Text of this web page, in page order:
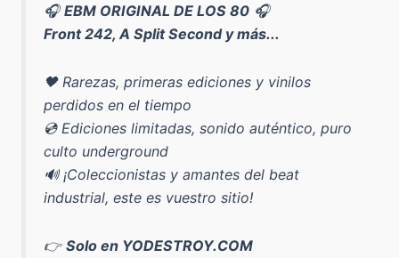
🎧EBM ORIGINAL DE LOS 80 🎧
Front 242, A Split Second y más...
🖤 Rarezas, primeras ediciones y vinilos
perdidos en el tiempo
💿 Ediciones limitadas, sonido auténtico, puro
culto underground
🔊 ¡Coleccionistas y amantes del beat
industrial, este es vuestro sitio!
👉Solo en YODESTROY.COM